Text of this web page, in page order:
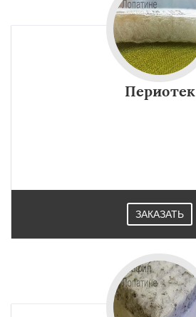
Периотек
ЗАКАЗАТЬ